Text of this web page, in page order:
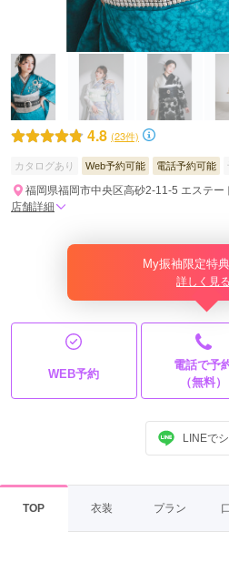
4.8 (23件)
カタログあり Web予約可能 電話予約可能
福岡県福岡市中央区高砂2-11-5 エステ
店舗詳細
My振袖限定特
詳しく見る
WEB予約
電話で予
（無料）
LINEで
TOP 衣装 プラン